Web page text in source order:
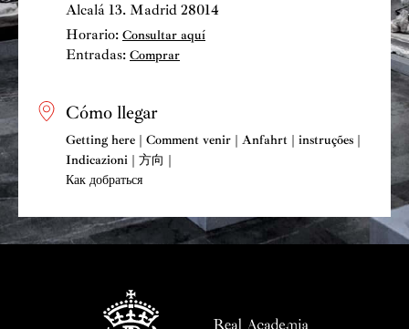
Alcalá 13. Madrid 28014
Horario: Consultar aquí
Entradas: Comprar
Cómo llegar
Getting here | Comment venir | Anfahrt | instruções |
Indicazioni | 方向 |
Как добраться